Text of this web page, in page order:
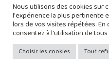
Nous utilisons des cookies sur
l'expérience la plus pertinente
lors de vos visites répétées.
consentez à l'utilisation de
Choisir les cookies Tout